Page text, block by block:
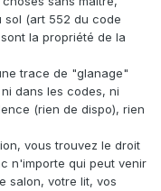
sol (art 552 du code
la propriété de la
trace de "glanage"
dans les codes, ni
(rien de dispo), rien
vous trouvez le droit
n'importe qui peut venir
salon, votre lit, vos